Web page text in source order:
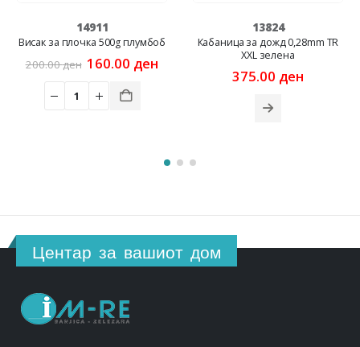
ден.
14911
Висак за плочка 500g плумбоб
200.00ден Original
was:
200.00 ден.
160.00 ден
13824
Кабаница за дожд 0,28mm ТR
XXL зелена
375.00 ден
Центар за вашиот дом